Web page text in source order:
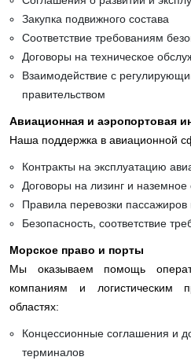
Закупка подвижного состава
Соответствие требованиям
Договоры на техническое
Взаимодействие с
правительством
Авиационная и аэропортовая
Наша поддержка в авиационной
Контракты на эксплуатацию
Договоры на лизинг и
Правила перевозки пассажиров
Безопасность, соответствие
Морское право и порты
Мы оказываем помощь
компаниям и логистическим
областях:
Концессионные соглашения и
терминалов